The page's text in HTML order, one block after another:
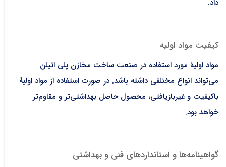
داد.
کیفیت مواد اولیه
مواد اولیۀ مورد استفاده در صنعت ساخت مخازن پلی اتیلن
می‌تواند انواع مختلفی داشته باشد. در صورت استفاده از مواد اولیۀ
باکیفیت و غیربازیافتی، محصول حاصل بهداشتی‌تر و مقاوم‌تر
خواهد بود.
گواهینامه‌ها و استانداردهای فنی و بهداشتی